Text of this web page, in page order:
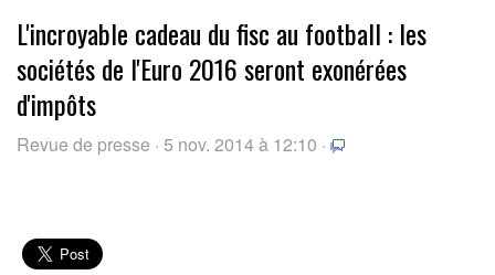
L'incroyable cadeau du fisc au football : les
sociétés de l'Euro 2016 seront exonérées
d'impôts
Revue de presse · 5 nov. 2014 à 12:10 ·